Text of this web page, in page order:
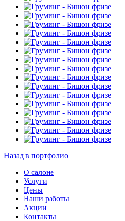
Назад в портфолио
О салоне
Услуги
Цены
Наши работы
Акции
Контакты